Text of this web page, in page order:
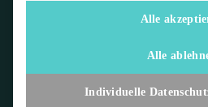
Alle
Alle
Individuelle